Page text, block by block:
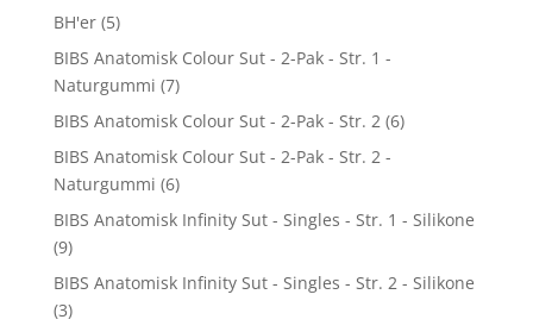
BH'er (5)
BIBS Anatomisk Colour Sut - 2-Pak - Str. 1 -
Naturgummi (7)
BIBS Anatomisk Colour Sut - 2-Pak - Str. 2 (6)
BIBS Anatomisk Colour Sut - 2-Pak - Str. 2 -
Naturgummi (6)
BIBS Anatomisk Infinity Sut - Singles - Str. 1 - Silikone
(9)
BIBS Anatomisk Infinity Sut - Singles - Str. 2 - Silikone
(3)